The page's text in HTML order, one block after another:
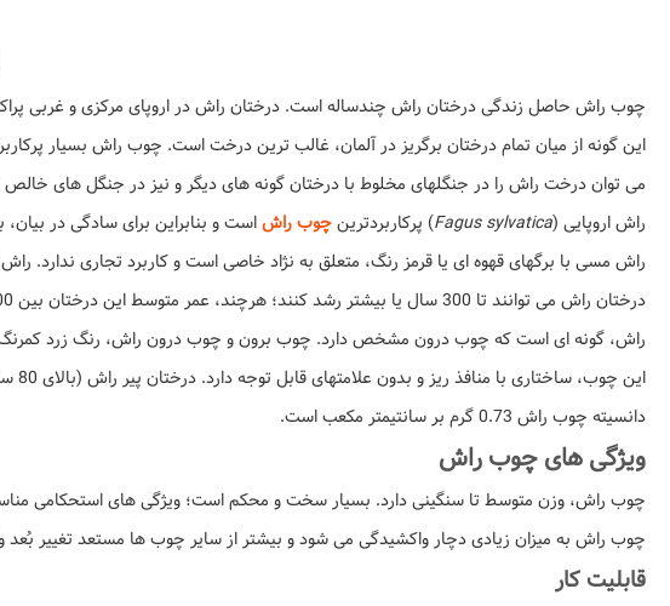
چوب راش حاصل زندگی درختان راش چندساله است. درختان راش در اروپای مرکزی و غربی پراکنش خوبی
این گونه از میان تمام درختان برگریز در آلمان، غالب ترین درخت است. چوب راش بسیار
می توان درخت راش را در جنگلهای مخلوط با درختان گونه های دیگر و نیز در جنگل های
راش اروپایی (Fagus sylvatica) پرکاربردترینچوب راشاست و بنابراین برای سادگی در
راش مسی با برگهای قهوه ای یا قرمز رنگ، متعلق به نژاد خاصی است و کاربرد تجاری ندارد.
درختان راش می توانند تا 300 سال یا بیشتر رشد کنند؛ هرچند، عمر متوسط این درختان بین 100 تا 140 سال است. ارتفاع آنها بین 30 تا 35 متر متغیر است.
راش، گونه ای است که چوب درون مشخص دارد. چوب برون و چوب درون راش، رنگ زرد کمرنگ تا
این چوب، ساختاری با منافذ ریز و بدون علامتهای قابل توجه دارد. درختان پیر راش (بالای 80 سال) دارای بخشی به نام مغز و به رنگ مایل به قرمز پررنگ هستند که شکل و رنگ نامنظمی دارد.
دانسیته چوب راش 0.73 گرم بر سانتیمتر مکعب است.
ویژگی های چوب راش
چوب راش، وزن متوسط تا سنگینی دارد. بسیار سخت و محکم است؛ ویژگی های استحکامی
چوب راش به میزان زیادی دچار واکشیدگی می شود و بیشتر از سایر چوب ها مستعد تغییر بُعد
قابلیت کار